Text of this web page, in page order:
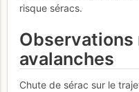
risque séracs.
Observations
avalanches
Chute de sérac sur le